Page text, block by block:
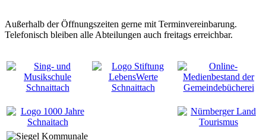
Außerhalb der Öffnungszeiten gerne mit Terminvereinbarung.
Telefonisch bleiben alle Abteilungen auch freitags erreichbar.